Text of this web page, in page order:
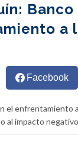
a
Facebook
el enfrentamiento
al impacto